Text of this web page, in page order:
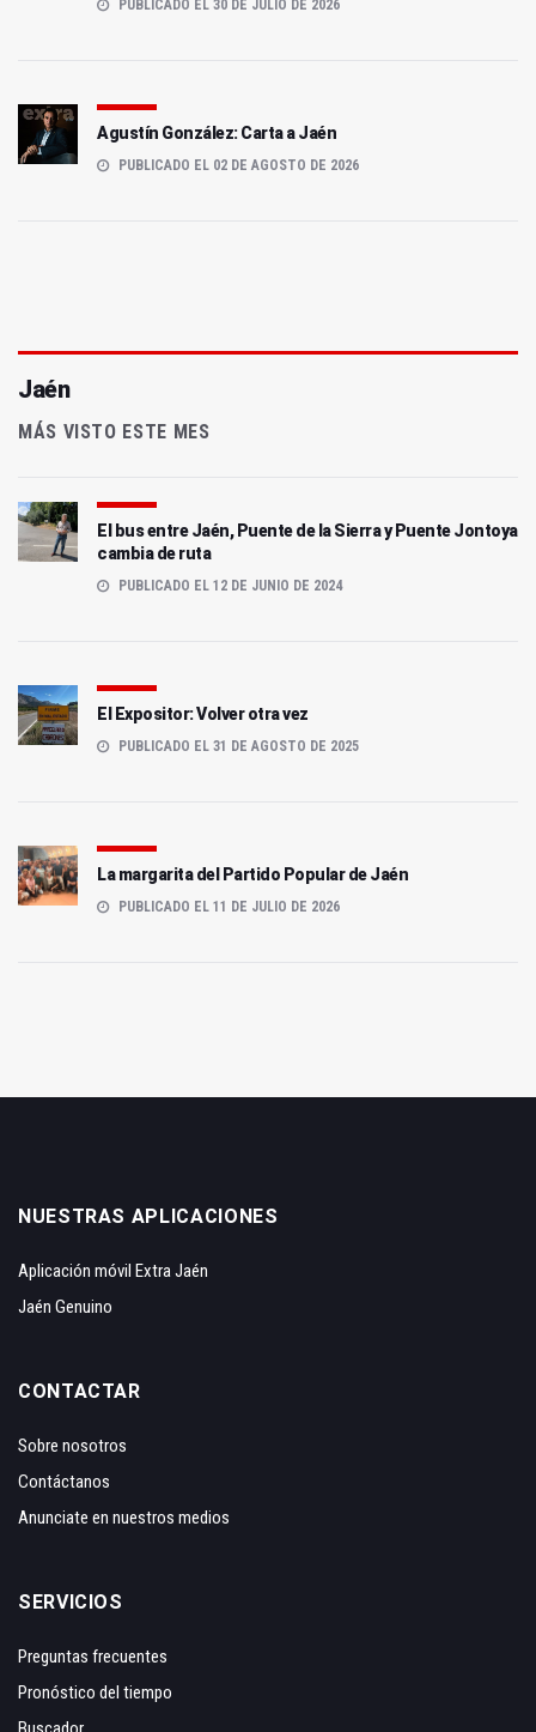
PUBLICADO EL 30 DE JULIO DE 2026
Agustín González: Carta a Jaén
PUBLICADO EL 02 DE AGOSTO DE 2026
Jaén
MÁS VISTO ESTE MES
El bus entre Jaén, Puente de la Sierra y Puente Jontoya
cambia de ruta
PUBLICADO EL 12 DE JUNIO DE 2024
El Expositor: Volver otra vez
PUBLICADO EL 31 DE AGOSTO DE 2025
La margarita del Partido Popular de Jaén
PUBLICADO EL 11 DE JULIO DE 2026
NUESTRAS APLICACIONES
Aplicación móvil Extra Jaén
Jaén Genuino
CONTACTAR
Sobre nosotros
Contáctanos
Anunciate en nuestros medios
SERVICIOS
Preguntas frecuentes
Pronóstico del tiempo